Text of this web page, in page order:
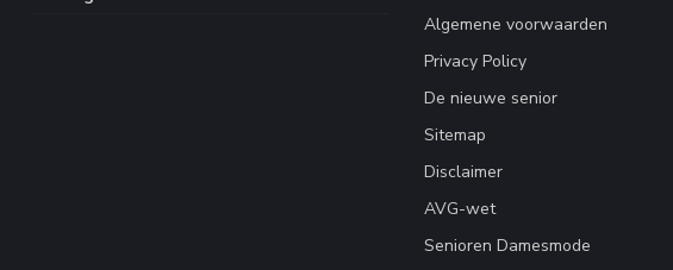
Algemene voorwaarden
Privacy Policy
De nieuwe senior
Sitemap
Disclaimer
AVG-wet
Senioren Damesmode